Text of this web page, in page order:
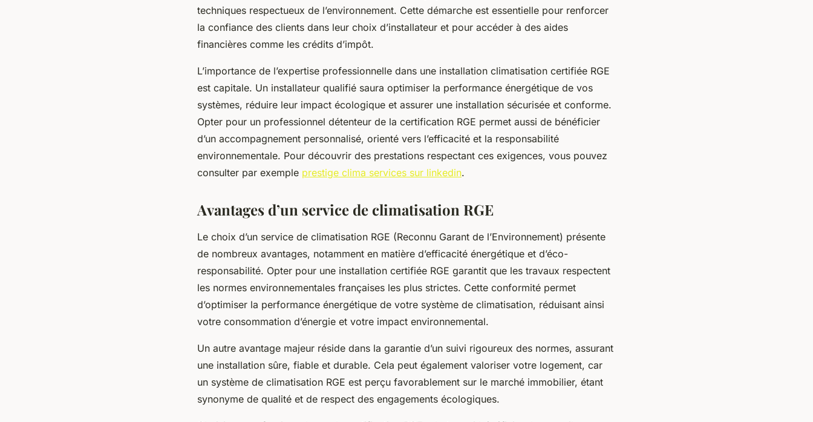
techniques respectueux de l’environnement. Cette démarche est essentielle pour renforcer
la confiance des clients dans leur choix d’installateur et pour accéder à des aides
financières comme les crédits d’impôt.
L’importance de l’expertise professionnelle dans une installation climatisation certifiée RGE
est capitale. Un installateur qualifié saura optimiser la performance énergétique de vos
systèmes, réduire leur impact écologique et assurer une installation sécurisée et conforme.
Opter pour un professionnel détenteur de la certification RGE permet aussi de bénéficier
d’un accompagnement personnalisé, orienté vers l’efficacité et la responsabilité
environnementale. Pour découvrir des prestations respectant ces exigences, vous pouvez
consulter par exemple prestige clima services sur linkedin.
Avantages d’un service de climatisation RGE
Le choix d’un service de climatisation RGE (Reconnu Garant de l’Environnement) présente
de nombreux avantages, notamment en matière d’efficacité énergétique et d’éco-
responsabilité. Opter pour une installation certifiée RGE garantit que les travaux respectent
les normes environnementales françaises les plus strictes. Cette conformité permet
d’optimiser la performance énergétique de votre système de climatisation, réduisant ainsi
votre consommation d’énergie et votre impact environnemental.
Un autre avantage majeur réside dans la garantie d’un suivi rigoureux des normes, assurant
une installation sûre, fiable et durable. Cela peut également valoriser votre logement, car
un système de climatisation RGE est perçu favorablement sur le marché immobilier, étant
synonyme de qualité et de respect des engagements écologiques.